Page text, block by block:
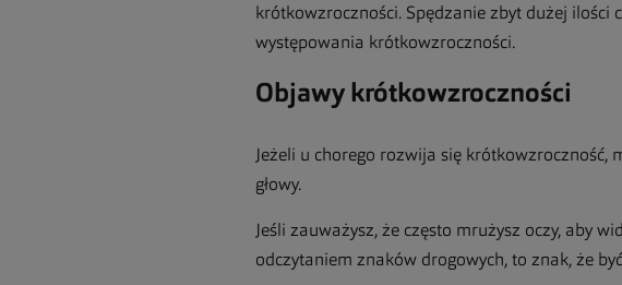
krótkowzroczności. Spędzanie zbyt dużej
występowania krótkowzroczności.
Objawy krótkowzroczności
Jeżeli u chorego rozwija się
głowy.
Jeśli zauważysz, że często mrużysz oczy, aby
odczytaniem znaków drogowych, to znak, że